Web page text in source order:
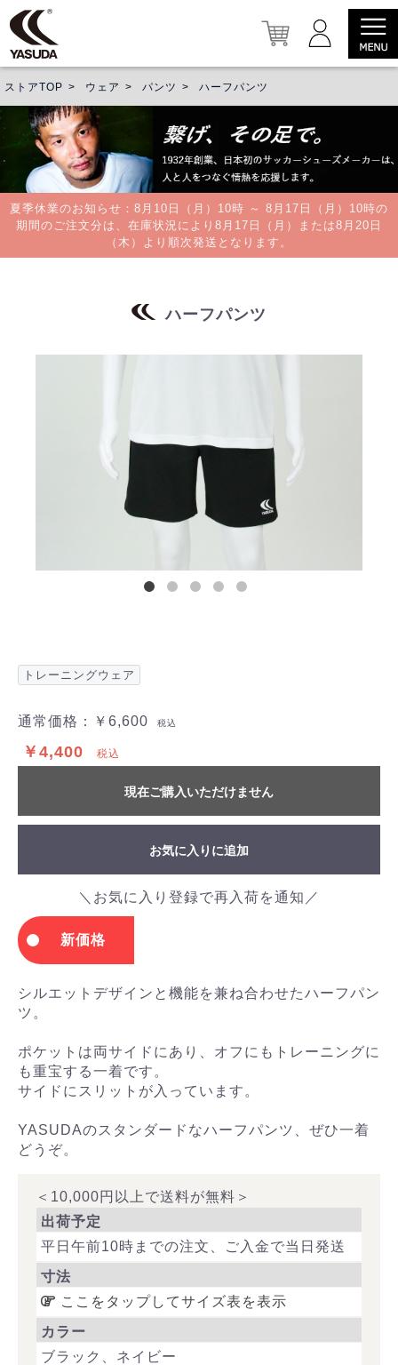
ストアTOP ウェア パンツ ハーフパンツ
夏季休業のお知らせ：8月10日（月）10時 ～ 8月17日（月）10時の
期間のご注文分は、在庫状況により8月17日（月）または8月20日
（木）より順次発送となります。
ハーフパンツ
新価格
シルエットデザインと機能を兼ね合わせたハーフパン
ツ。
ポケットは両サイドにあり、オフにもトレーニングに
も重宝する一着です。
サイドにスリットが入っています。
YASUDAのスタンダードなハーフパンツ、ぜひ一着
どうぞ。
＜10,000円以上で送料が無料＞
出荷予定
平日午前10時までの注文、ご入金で当日発送
寸法
ここをタップしてサイズ表を表示
カラー
ブラック、ネイビー
トレーニングウェア
通常価格： ￥6,600 税込
￥4,400 税込
現在ご購入いただけません
お気に入りに追加
＼お気に入り登録で再入荷を通知／